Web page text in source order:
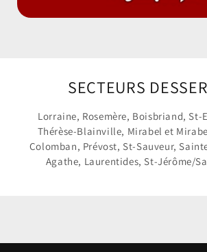
SECTEURS
Lorraine, Rosemère, Boisbriand, St-
Thérèse-Blainville, Mirabel et
Colomban, Prévost, St-Sauveur,
Agathe, Laurentides, St-Jérôme/